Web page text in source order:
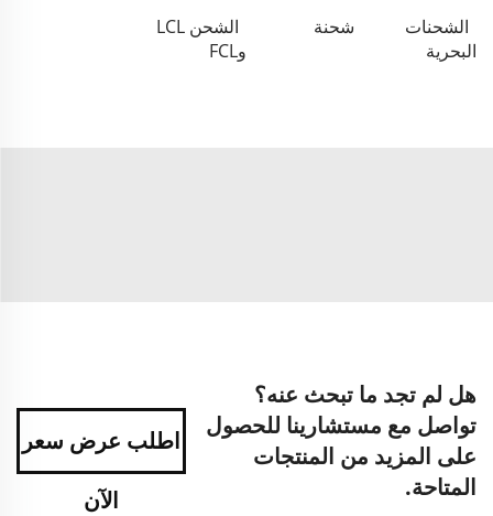
الشحنات
البحرية
شحنة
الشحن LCL
وFCL
هل لم تجد ما تبحث عنه؟
تواصل مع مستشارينا للحصول
على المزيد من المنتجات
المتاحة.
اطلب عرض سعر
الآن